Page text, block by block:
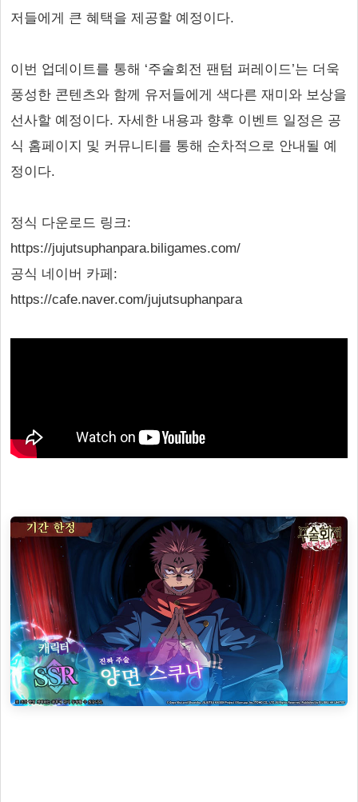
저들에게 큰 혜택을 제공할 예정이다.
이번 업데이트를 통해 ‘주술회전 팬텀 퍼레이드’는 더욱
풍성한 콘텐츠와 함께 유저들에게 색다른 재미와 보상을
선사할 예정이다. 자세한 내용과 향후 이벤트 일정은 공
식 홈페이지 및 커뮤니티를 통해 순차적으로 안내될 예
정이다.
정식 다운로드 링크:
https://jujutsuphanpara.biligames.com/
공식 네이버 카페:
https://cafe.naver.com/jujutsuphanpara